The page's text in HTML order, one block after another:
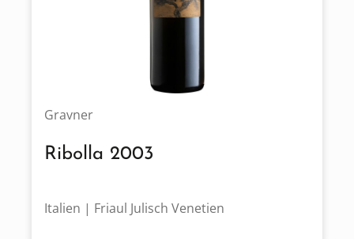
Gravner
Ribolla 2003
Italien | Friaul Julisch Venetien